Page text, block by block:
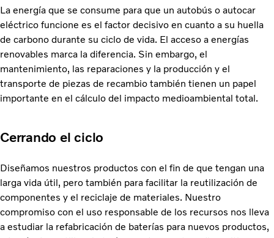
La energía que se consume para que un autobús o autocar
eléctrico funcione es el factor decisivo en cuanto a su huella
de carbono durante su ciclo de vida. El acceso a energías
renovables marca la diferencia. Sin embargo, el
mantenimiento, las reparaciones y la producción y el
transporte de piezas de recambio también tienen un papel
importante en el cálculo del impacto medioambiental total.
Cerrando el ciclo
Diseñamos nuestros productos con el fin de que tengan una
larga vida útil, pero también para facilitar la reutilización de
componentes y el reciclaje de materiales. Nuestro
compromiso con el uso responsable de los recursos nos lleva
a estudiar la refabricación de baterías para nuevos productos,